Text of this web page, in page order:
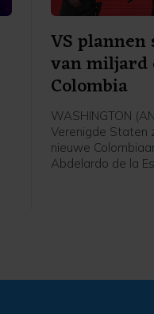
VS
van
Colombia
WASHINGTON
Verenigde Staten
nieuwe
Abdelardo de la